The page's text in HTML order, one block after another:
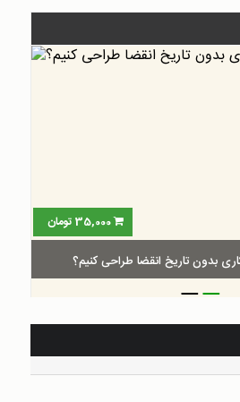
35,000 تومان
بدون تاریخ انقضا طراحی کنیم؟
__